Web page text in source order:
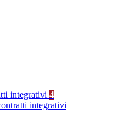
integrativi 4
integrativi